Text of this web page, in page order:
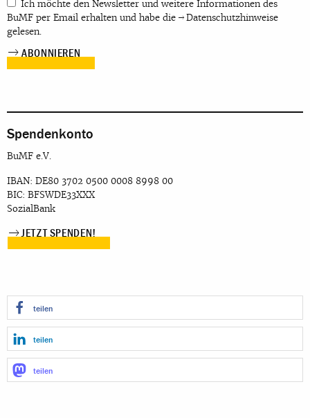
Ich möchte den Newsletter und weitere Informationen des
BuMF per Email erhalten und habe die
Datenschutzhinweise
gelesen.
Spendenkonto
BuMF e.V.
IBAN: DE80 3702 0500 0008 8998 00
BIC: BFSWDE33XXX
SozialBank
JETZT SPENDEN!
teilen
teilen
teilen